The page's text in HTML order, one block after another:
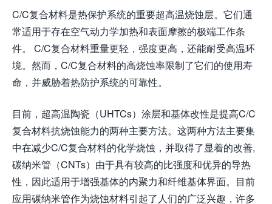
C/C复合材料是热保护系统的重要超高温烧蚀层。它们通
常适用于存在空气动力学加热和表面摩擦的极端工作条
件。 C/C复合材料重量更轻，强度更高，还能耐受高温环
境。然而，C/C复合材料的高烧蚀率限制了它们的使用寿
命，并威胁着热防护系统的可靠性。
目前，超高温陶瓷（UHTCs）涂层和基体改性是提高C/C
复合材料抗烧蚀能力的两种主要方法。这两种方法主要集
中在减少C/C复合材料的化学烧蚀，并取得了显着的改善,
碳纳米管（CNTs）由于具有较高的比强度和优异的导热
性，因此适用于增强基体的内聚力和纤维基体界面。目前
应用碳纳米管作为烧蚀材料引起了人们的广泛兴趣，许多